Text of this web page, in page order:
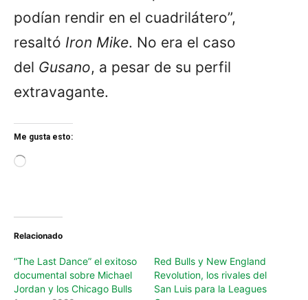
podían rendir en el cuadrilátero”,
resaltó Iron Mike. No era el caso
del Gusano, a pesar de su perfil
extravagante.
Me gusta esto:
g
Relacionado
“The Last Dance” el exitoso
documental sobre Michael
Jordan y los Chicago Bulls
Red Bulls y New England
Revolution, los rivales del
San Luis para la Leagues